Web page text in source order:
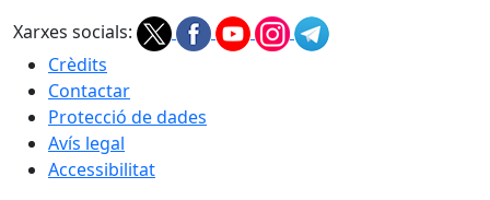
Xarxes socials:
Crèdits
Contactar
Protecció de dades
Avís legal
Accessibilitat